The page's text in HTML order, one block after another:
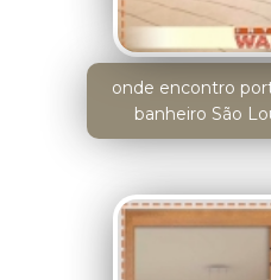
onde encontro
banheiro São